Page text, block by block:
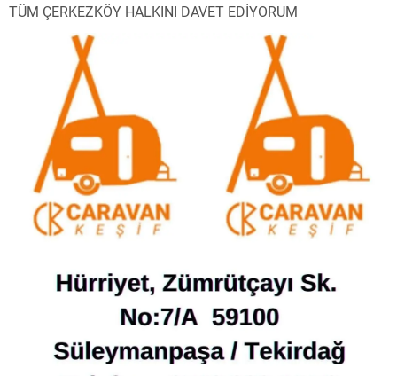
TÜM ÇERKEZKÖY HALKINI DAVET EDİYORUM